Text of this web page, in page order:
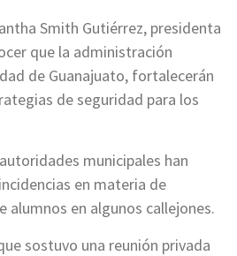
Smith Gutiérrez, presidenta
que la administración
de Guanajuato, fortalecerán
de seguridad para los
municipales han
en materia de
alumnos en algunos callejones.
sostuvo una reunión privada